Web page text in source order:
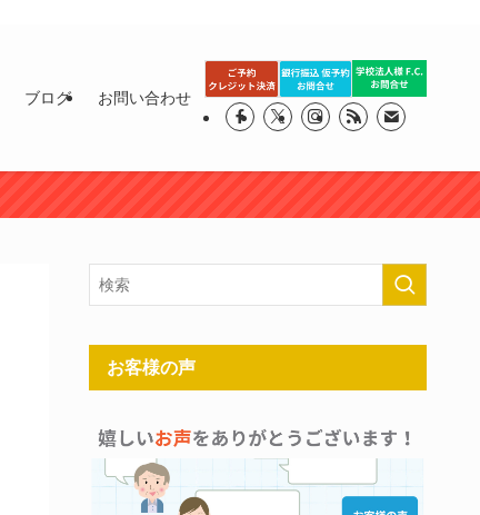
ブログ お問い合わせ
お客様の声